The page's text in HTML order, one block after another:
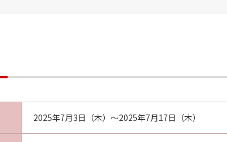
2025年7月3日（木）～2025年7月17日（木）